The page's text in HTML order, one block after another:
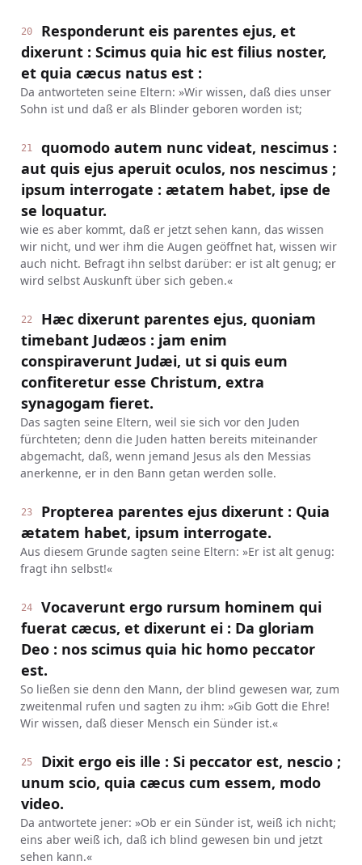
20
Responderunt eis parentes ejus, et
dixerunt : Scimus quia hic est filius noster,
et quia cæcus natus est :
Da antworteten seine Eltern: »Wir wissen, daß dies unser
Sohn ist und daß er als Blinder geboren worden ist;
21
quomodo autem nunc videat, nescimus :
aut quis ejus aperuit oculos, nos nescimus ;
ipsum interrogate : ætatem habet, ipse de
se loquatur.
wie es aber kommt, daß er jetzt sehen kann, das wissen
wir nicht, und wer ihm die Augen geöffnet hat, wissen wir
auch nicht. Befragt ihn selbst darüber: er ist alt genug; er
wird selbst Auskunft über sich geben.«
22
Hæc dixerunt parentes ejus, quoniam
timebant Judæos : jam enim
conspiraverunt Judæi, ut si quis eum
confiteretur esse Christum, extra
synagogam fieret.
Das sagten seine Eltern, weil sie sich vor den Juden
fürchteten; denn die Juden hatten bereits miteinander
abgemacht, daß, wenn jemand Jesus als den Messias
anerkenne, er in den Bann getan werden solle.
23
Propterea parentes ejus dixerunt : Quia
ætatem habet, ipsum interrogate.
Aus diesem Grunde sagten seine Eltern: »Er ist alt genug:
fragt ihn selbst!«
24
Vocaverunt ergo rursum hominem qui
fuerat cæcus, et dixerunt ei : Da gloriam
Deo : nos scimus quia hic homo peccator
est.
So ließen sie denn den Mann, der blind gewesen war, zum
zweitenmal rufen und sagten zu ihm: »Gib Gott die Ehre!
Wir wissen, daß dieser Mensch ein Sünder ist.«
25
Dixit ergo eis ille : Si peccator est, nescio ;
unum scio, quia cæcus cum essem, modo
video.
Da antwortete jener: »Ob er ein Sünder ist, weiß ich nicht;
eins aber weiß ich, daß ich blind gewesen bin und jetzt
sehen kann.«